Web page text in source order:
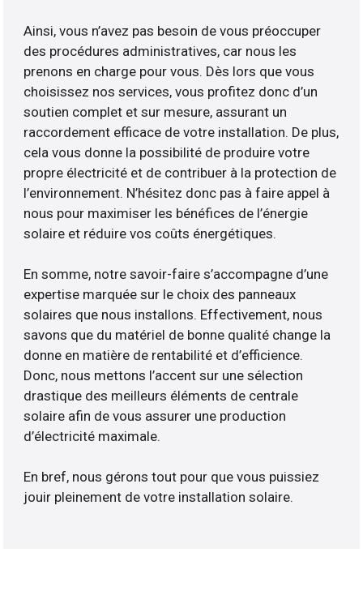
Ainsi, vous n’avez pas besoin de vous préoccuper
des procédures administratives, car nous les
prenons en charge pour vous. Dès lors que vous
choisissez nos services, vous profitez donc d’un
soutien complet et sur mesure, assurant un
raccordement efficace de votre installation. De plus,
cela vous donne la possibilité de produire votre
propre électricité et de contribuer à la protection de
l’environnement. N’hésitez donc pas à faire appel à
nous pour maximiser les bénéfices de l’énergie
solaire et réduire vos coûts énergétiques.
En somme, notre savoir-faire s’accompagne d’une
expertise marquée sur le choix des panneaux
solaires que nous installons. Effectivement, nous
savons que du matériel de bonne qualité change la
donne en matière de rentabilité et d’efficience.
Donc, nous mettons l’accent sur une sélection
drastique des meilleurs éléments de centrale
solaire afin de vous assurer une production
d’électricité maximale.
En bref, nous gérons tout pour que vous puissiez
jouir pleinement de votre installation solaire.